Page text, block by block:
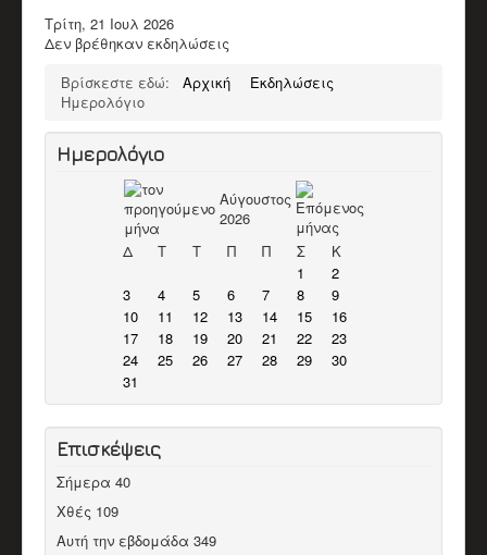
Κολιακουδάκης Νικος
Κουρκουνάκης Εμμανουήλ
Διάφορα Video
ΈΡΕΥΝΑ
Ερευνητικό υλικό
Άρθρα
ΕΚΠΑΙΔΕΥΤΙΚΌ ΈΡΓΟ
Δράσεις
Υλικό
ΥΠΟΣΤΗΡΙΚΤΈΣ ΣΥΛΛΌΓΟΥ
Τρίτη, 21 Ιουλ 2026
Δεν βρέθηκαν εκδηλώσεις
Βρίσκεστε εδώ:
Αρχική
Εκδηλώσεις
Ημερολόγιο
Ημερολόγιο
Αύγουστος
2026
Δ
Τ Τ Π Π Σ
Κ
1
2
3
4 5 6 7 8
9
10
11 12 13 14 15
16
17
18 19 20 21 22
23
24
25 26 27 28 29
30
31
Επισκέψεις
Σήμερα 40
Χθές 109
Αυτή την εβδομάδα 349